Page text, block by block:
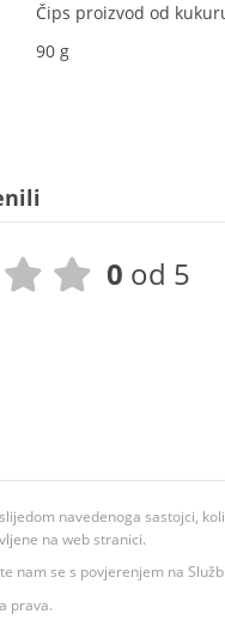
Čips proizvod od
90 g
0 od 5
navedenoga sastojci,
na web stranici.
nam se s povjerenjem na
prava.